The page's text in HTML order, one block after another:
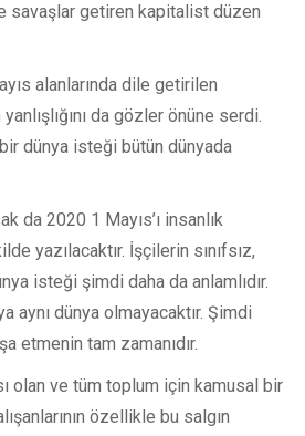
savaşlar getiren kapitalist düzen
alanlarında dile getirilen
da gözler önüne serdi.
dünya isteği bütün dünyada
da 2020 1 Mayıs’ı insanlık
yazılacaktır. İşçilerin sınıfsız,
isteği şimdi daha da anlamlıdır.
aynı dünya olmayacaktır. Şimdi
etmenin tam zamanıdır.
olan ve tüm toplum için kamusal bir
özellikle bu salgın